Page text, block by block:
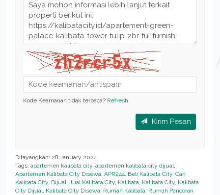
Kode Keamanan tidak terbaca? Refresh
Kirim Pesan
Ditayangkan: 28 January 2024
Tags: apartemen kalibata city, apartemen kalibata city dijual,
Apartemen Kalibata City Disewa, APR244, Beli Kalibata City, Cari
Kalibata City, Dijual, Jual Kalibata City, Kalibata, Kalibata City, Kalibata
City Dijual, Kalibata City Disewa, Rumah Kalibata, Rumah Pancoran